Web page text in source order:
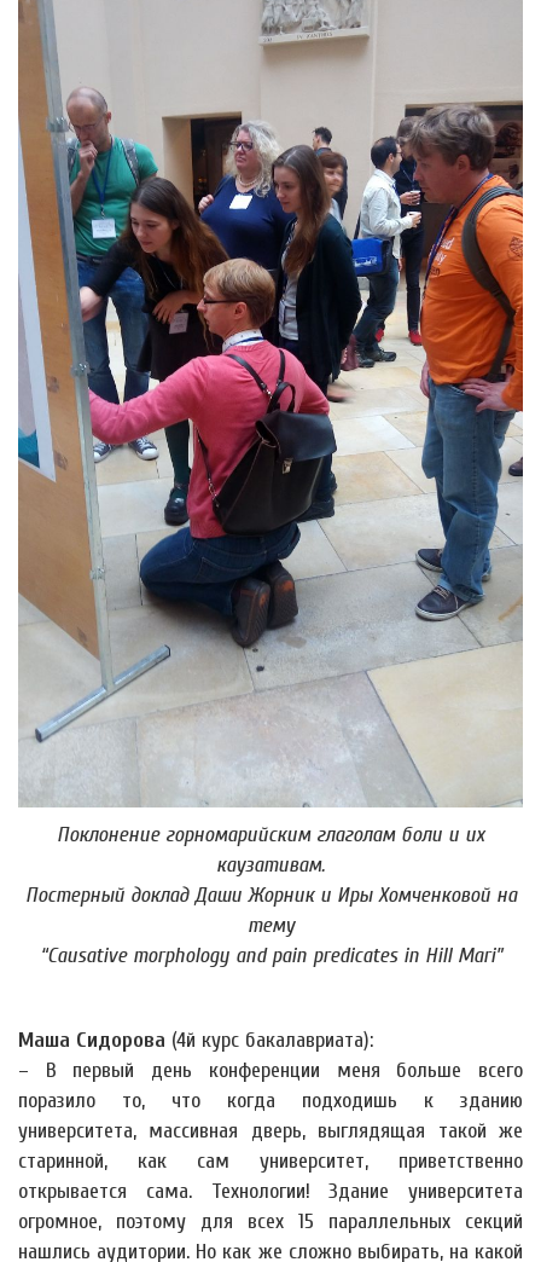
Поклонение горномарийским глаголам боли и их
каузативам.
Постерный доклад Даши Жорник и Иры Хомченковой на
тему
“Causative morphology and pain predicates in Hill Mari”
Маша Сидорова (4й курс бакалавриата):
– В первый день конференции меня больше всего
поразило то, что когда подходишь к зданию
университета, массивная дверь, выглядящая такой же
старинной, как сам университет, приветственно
открывается сама. Технологии! Здание университета
огромное, поэтому для всех 15 параллельных секций
нашлись аудитории. Но как же сложно выбирать, на какой